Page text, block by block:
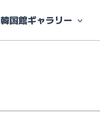
韓国館ギャラリー